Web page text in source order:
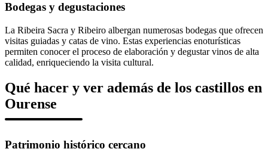
Bodegas y degustaciones
La Ribeira Sacra y Ribeiro albergan numerosas bodegas que ofrecen
visitas guiadas y catas de vino. Estas experiencias enoturísticas
permiten conocer el proceso de elaboración y degustar vinos de alta
calidad, enriqueciendo la visita cultural.
Qué hacer y ver además de los castillos en
Ourense
Patrimonio histórico cercano